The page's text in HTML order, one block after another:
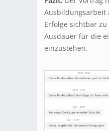
Ausbildungsarbeit
Erfolge sichtbar
Ausdauer für die
einzustehen.